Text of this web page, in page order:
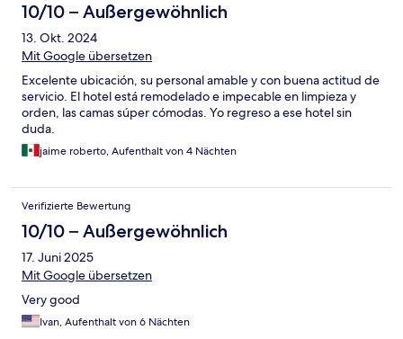
10/10 – Außergewöhnlich
13. Okt. 2024
Mit Google übersetzen
Excelente ubicación, su personal amable y con buena actitud de
servicio. El hotel está remodelado e impecable en limpieza y
orden, las camas súper cómodas. Yo regreso a ese hotel sin
duda.
jaime roberto, Aufenthalt von 4 Nächten
Verifizierte Bewertung
10/10 – Außergewöhnlich
17. Juni 2025
Mit Google übersetzen
Very good
Ivan, Aufenthalt von 6 Nächten